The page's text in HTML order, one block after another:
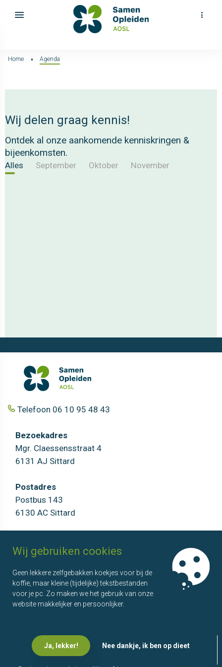
Wij gebruiken cookies
Geen lekkere zelfgebakken koekjes voor bij de
koffie, maar kleine (tijdelijke) tekstbestanden
voor je pc. Zo maken we het gebruik van onze
website makkelijker en persoonlijker.
Ja, lekker! Nee dankje, ik ben op dieet
Home Agenda
Wij delen graag kennis!
Ontdek al onze aankomende kenniskringen &
bijeenkomsten.
Alles September Oktober November
Telefoon 06 10 95 48 43
Bezoekadres
Mgr. Claessensstraat 4
6131 AJ Sittard
Postadres
Postbus 143
6130 AC Sittard
Over ons
Onze partners
Wie doet wat?
Ons team
Bijeenkomsten
Kenniskringen
AOSL - Ontwerp en Realisatie